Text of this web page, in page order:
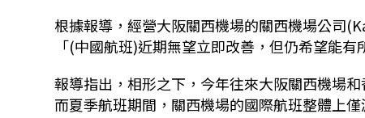
根據報導，經營大阪關西機場的關西機場公司
「(中國航班)近期無望立即改善，但仍希望能有
報導指出，相形之下，今年往來大阪關西機場
而夏季航班期間，關西機場的國際航班整體上